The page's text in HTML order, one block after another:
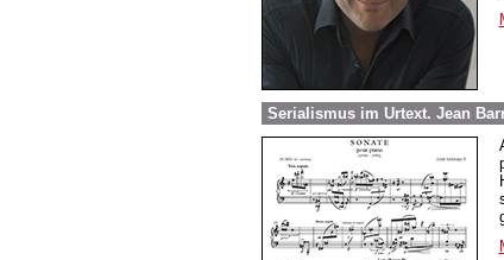
Serialismus im Urtext. Jean